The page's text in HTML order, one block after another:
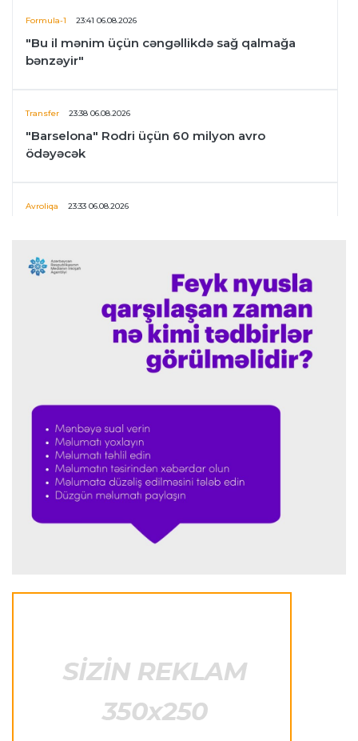
Formula-1 23:41 06.08.2026
"Bu il mənim üçün cəngəllikdə sağ qalmağa
bənzəyir"
Transfer 23:38 06.08.2026
"Barselona" Rodri üçün 60 milyon avro
ödəyəcək
Avroliqa 23:33 06.08.2026
Neapolda Maradonanın adını daşıyan yeni
stadion tikiləcək
"Reyncers" uduzdu, ÇSKA-dan inamlı qələbə
Transfer 23:18 06.08.2026
"Lids" tarixinin ən bahalı transferini reallaşdırdı
23:14 06.08.2026
"Qalatasaray" Leaunun alternativini "Arsenal"da